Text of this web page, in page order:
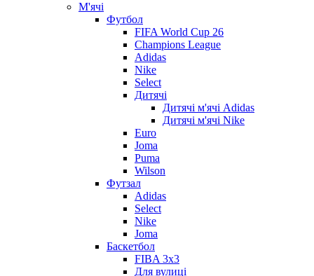
М'ячі
Футбол
FIFA World Cup 26
Champions League
Adidas
Nike
Select
Дитячі
Дитячі м'ячі Adidas
Дитячі м'ячі Nike
Euro
Joma
Puma
Wilson
Футзал
Adidas
Select
Nike
Joma
Баскетбол
FIBA 3x3
Для вулиці